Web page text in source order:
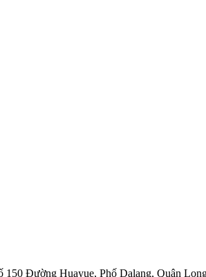
Đường Huayue, Phố Dalang, Quận